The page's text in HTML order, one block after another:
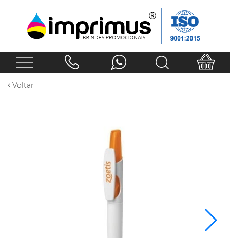
Voltar